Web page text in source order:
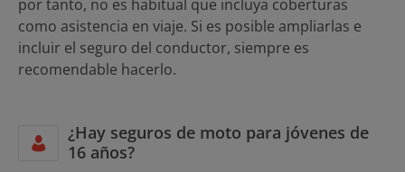
por tanto, no es habitual que incluya coberturas
como asistencia en viaje. Si es posible ampliarlas e
incluir el seguro del conductor, siempre es
recomendable hacerlo.
¿Hay seguros de moto para jóvenes de
16 años?